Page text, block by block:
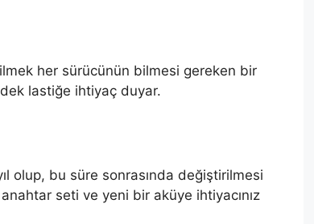
her sürücünün bilmesi gereken bir
lastiğe ihtiyaç duyar.
olup, bu süre sonrasında değiştirilmesi
seti ve yeni bir aküye ihtiyacınız